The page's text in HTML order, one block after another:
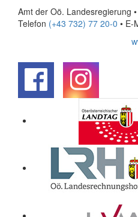
Amt der Oö. Landesregierung
Telefon (+43 732) 77 20-0 • E-